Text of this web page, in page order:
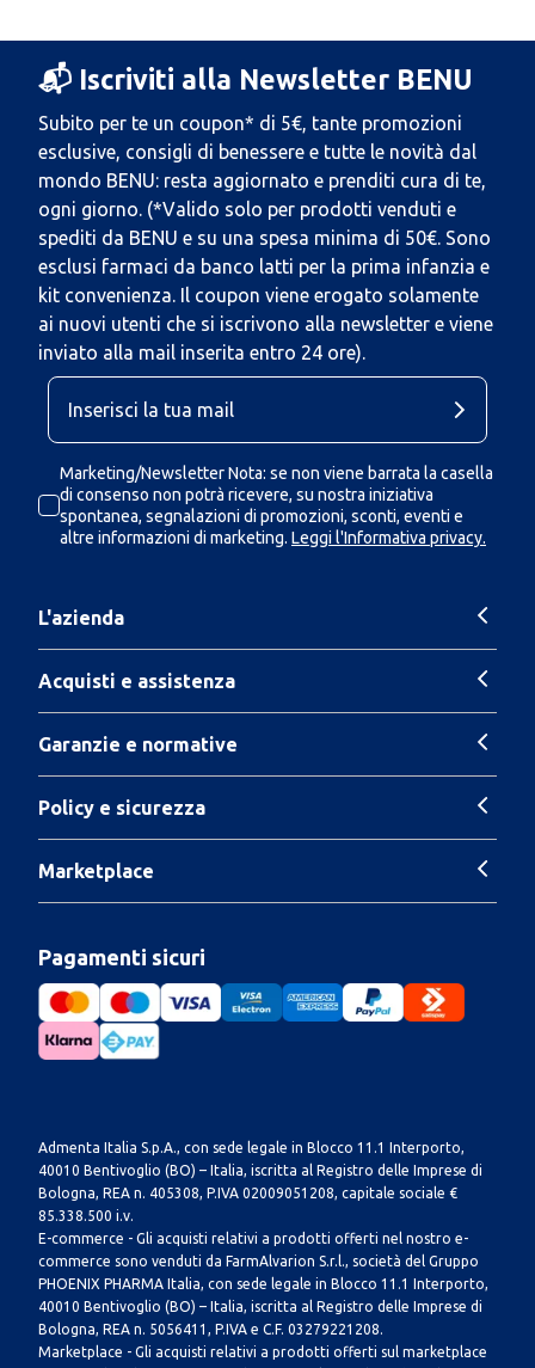
📬 Iscriviti alla Newsletter BENU
Subito per te un coupon* di 5€, tante promozioni
esclusive, consigli di benessere e tutte le novità dal
mondo BENU: resta aggiornato e prenditi cura di te,
ogni giorno. (*Valido solo per prodotti venduti e
spediti da BENU e su una spesa minima di 50€. Sono
esclusi farmaci da banco latti per la prima infanzia e
kit convenienza. Il coupon viene erogato solamente
ai nuovi utenti che si iscrivono alla newsletter e viene
inviato alla mail inserita entro 24 ore).
Marketing/Newsletter Nota: se non viene barrata la casella
di consenso non potrà ricevere, su nostra iniziativa
spontanea, segnalazioni di promozioni, sconti, eventi e
altre informazioni di marketing. Leggi l'Informativa privacy.
L'azienda
Acquisti e assistenza
Garanzie e normative
Policy e sicurezza
Marketplace
Pagamenti sicuri
Admenta Italia S.p.A., con sede legale in Blocco 11.1 Interporto,
40010 Bentivoglio (BO) – Italia, iscritta al Registro delle Imprese di
Bologna, REA n. 405308, P.IVA 02009051208, capitale sociale €
85.338.500 i.v.
E-commerce - Gli acquisti relativi a prodotti offerti nel nostro e-
commerce sono venduti da FarmAlvarion S.r.l., società del Gruppo
PHOENIX PHARMA Italia, con sede legale in Blocco 11.1 Interporto,
40010 Bentivoglio (BO) – Italia, iscritta al Registro delle Imprese di
Bologna, REA n. 5056411, P.IVA e C.F. 03279221208.
Marketplace - Gli acquisti relativi a prodotti offerti sul marketplace